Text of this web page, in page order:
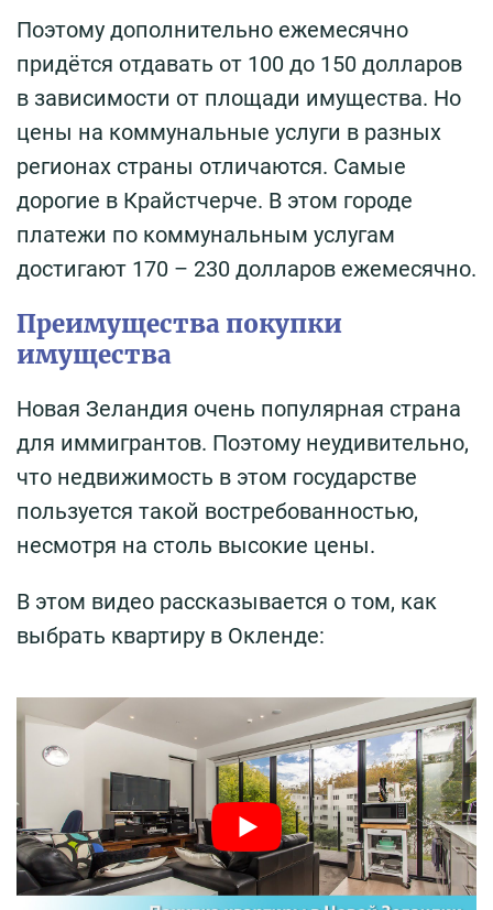
Поэтому дополнительно ежемесячно
придётся отдавать от 100 до 150 долларов
в зависимости от площади имущества. Но
цены на коммунальные услуги в разных
регионах страны отличаются. Самые
дорогие в Крайстчерче. В этом городе
платежи по коммунальным услугам
достигают 170 – 230 долларов ежемесячно.
Преимущества покупки
имущества
Новая Зеландия очень популярная страна
для иммигрантов. Поэтому неудивительно,
что недвижимость в этом государстве
пользуется такой востребованностью,
несмотря на столь высокие цены.
В этом видео рассказывается о том, как
выбрать квартиру в Окленде: